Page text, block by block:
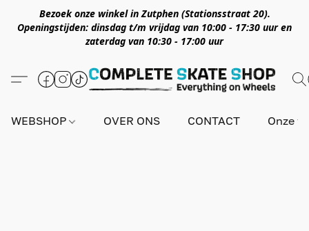
Bezoek onze winkel in Zutphen (Stationsstraat 20).
Openingstijden: dinsdag t/m vrijdag van 10:00 - 17:30 uur en
zaterdag van 10:30 - 17:00 uur
WEBSHOP OVER ONS CONTACT Onze